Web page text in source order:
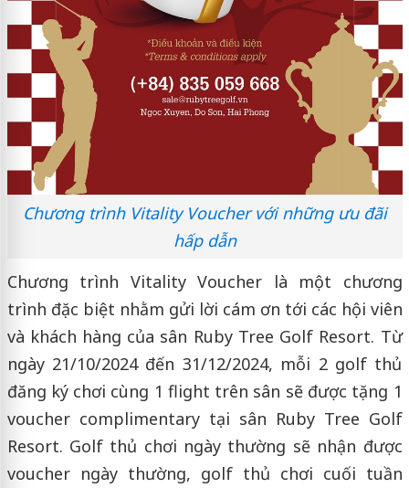
Chương trình Vitality Voucher với những ưu đãi
hấp dẫn
Chương trình Vitality Voucher là một chương
trình đặc biệt nhằm gửi lời cám ơn tới các hội viên
và khách hàng của sân Ruby Tree Golf Resort. Từ
ngày 21/10/2024 đến 31/12/2024, mỗi 2 golf thủ
đăng ký chơi cùng 1 flight trên sân sẽ được tặng 1
voucher complimentary tại sân Ruby Tree Golf
Resort. Golf thủ chơi ngày thường sẽ nhận được
voucher ngày thường, golf thủ chơi cuối tuần